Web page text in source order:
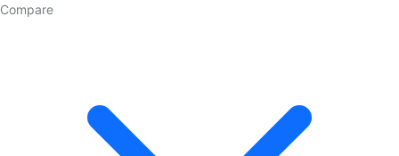
Compare